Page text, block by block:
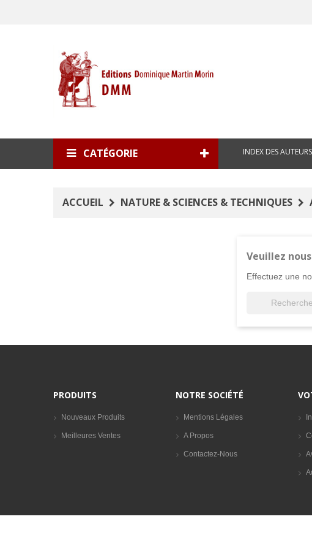
CATÉGORIE INDEX DES AUTEURS
ACCUEIL NATURE & SCIENCES & TECHNIQUES
Veuillez
Effectuez une
PRODUITS
Nouveaux Produits
Meilleures Ventes
NOTRE SOCIÉTÉ
Mentions Légales
A Propos
Contactez-Nous